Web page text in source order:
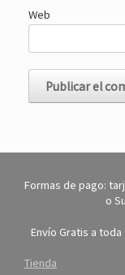
Web
Formas de pago:
o
Envío Gratis a
Tienda